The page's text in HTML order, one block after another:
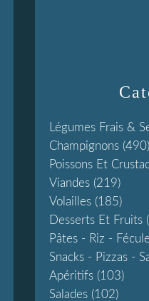
Légumes Frais &
Champignons (490)
Poissons Et
Viandes (219)
Volailles (185)
Desserts Et Fruits
Pâtes - Riz -
Snacks - Pizzas -
Apéritifs (103)
Salades (102)